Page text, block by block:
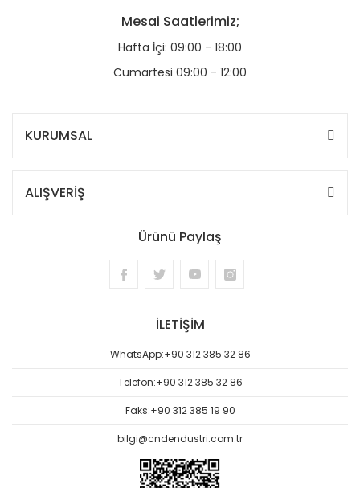
Mesai Saatlerimiz;
Hafta İçi: 09:00 - 18:00
Cumartesi 09:00 - 12:00
KURUMSAL
ALIŞVERİŞ
Ürünü Paylaş
İLETİŞİM
WhatsApp:+90 312 385 32 86
Telefon:+90 312 385 32 86
Faks:+90 312 385 19 90
bilgi@cndendustri.com.tr